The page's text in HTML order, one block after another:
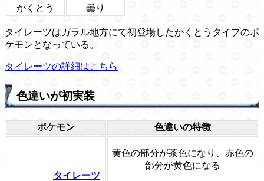
かくとう 曇り
タイレーツはガラル地方にて初登場したかくとうタイプのポ
ケモンとなっている。
タイレーツの詳細はこちら
色違いが初実装
ポケモン 色違いの特徴
タイレーツ
黄色の部分が茶色になり、赤色の
部分が黄色になる